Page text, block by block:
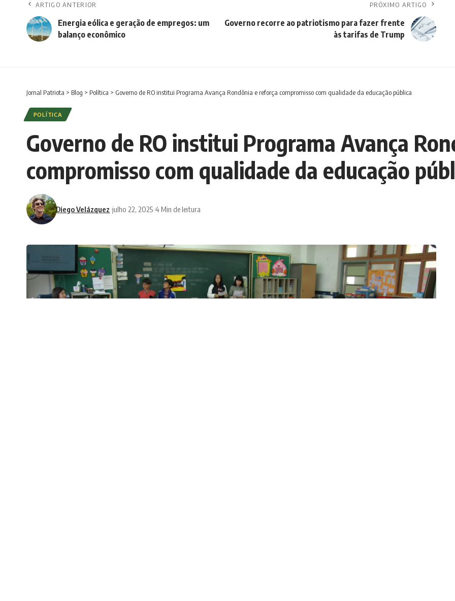
ARTIGO ANTERIOR
Energia eólica e geração de empregos: um
balanço econômico
PRÓXIMO ARTIGO
Governo recorre ao patriotismo para fazer frente
às tarifas de Trump
Jornal Patriota > Blog > Política > Governo de RO institui Programa Avança Rondônia e reforça compromisso com qualidade da educação pública
POLÍTICA
Governo de RO institui Programa Avança
compromisso com qualidade da educação
Diego Velázquez julho 22, 2025 4 Min de leitura